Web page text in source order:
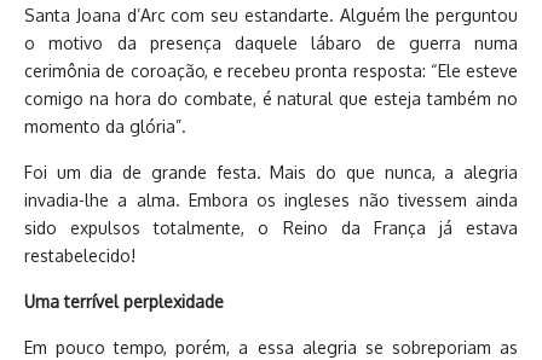
Santa Joana d’Arc com seu estandarte. Alguém lhe perguntou
o motivo da presença daquele lábaro de guerra numa
cerimônia de coroação, e recebeu pronta resposta: “Ele esteve
comigo na hora do combate, é natural que esteja também no
momento da glória”.
Foi um dia de grande festa. Mais do que nunca, a alegria
invadia-lhe a alma. Embora os ingleses não tivessem ainda
sido expulsos totalmente, o Reino da França já estava
restabelecido!
Uma terrível perplexidade
Em pouco tempo, porém, a essa alegria se sobreporiam as